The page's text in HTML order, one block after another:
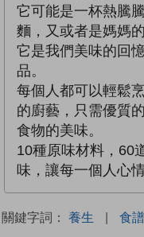
它可能是一杯熱騰
麵，又或者是媽媽的
它是我們美味的回
品。
每個人都可以輕鬆
的廚藝，只需優質
食物的美味。
10種原味材料，60
味，讓每一個人心情
關鍵字詞： 養生 | 食譜